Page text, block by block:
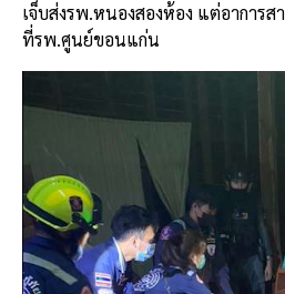
เจ็บส่งรพ.หนองสองห้อง แต่อาการส
ที่รพ.ศูนย์ขอนแก่น